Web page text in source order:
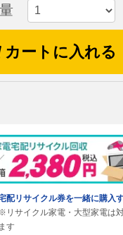
カートに入れる
配リサイクル券を一緒に購入
リサイクル家電・大型家電は
ます